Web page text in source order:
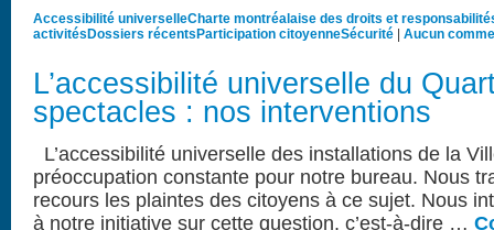
Accessibilité universelleCharte montréalaise des droits et
activités Dossiers récents Participation citoyenneSécurité Aucun
L’accessibilité universelle du
spectacles : nos interventions
L’accessibilité universelle des installations de la
préoccupation constante pour notre bureau. Nous
recours les plaintes des citoyens à ce sujet. Nous
à notre initiative sur cette question, c’est-à-dire …